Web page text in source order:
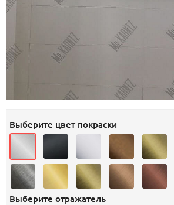
Выберите цвет покраски
Выберите отражатель